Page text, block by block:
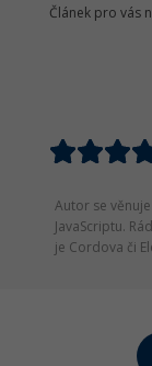
Článek pro vás
Autor se
JavaScriptu.
je Cordova či